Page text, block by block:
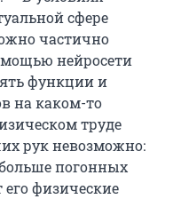
сфере
частично
нейросети
функции и
на каком-то
труде
рук невозможно:
погонных
физические